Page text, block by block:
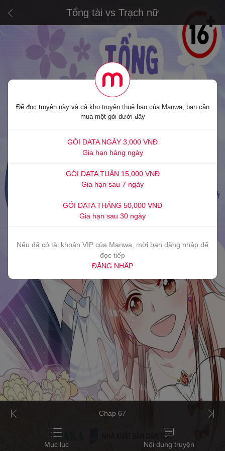
Tổng tài vs Trạch nữ
Chap 67
Mục lục Nội dung truyện
Để đọc truyện này và cả kho truyện thuê bao của Manwa, bạn cần
mua một gói dưới đây
GÓI DATA NGÀY 3,000 VNĐ
Gia hạn hàng ngày
GÓI DATA TUẦN 15,000 VNĐ
Gia hạn sau 7 ngày
GÓI DATA THÁNG 50,000 VNĐ
Gia hạn sau 30 ngày
Nếu đã có tài khoản VIP của Manwa, mời bạn đăng nhập để
đọc tiếp
ĐĂNG NHẬP